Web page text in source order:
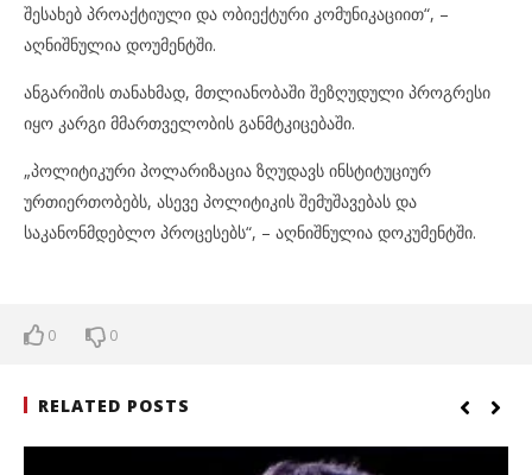
შესახებ პროაქტიული და ობიექტური კომუნიკაციით“, –
აღნიშნულია დოუმენტში.
ანგარიშის თანახმად, მთლიანობაში შეზღუდული პროგრესი
იყო კარგი მმართველობის განმტკიცებაში.
„პოლიტიკური პოლარიზაცია ზღუდავს ინსტიტუციურ
ურთიერთობებს, ასევე პოლიტიკის შემუშავებას და
საკანონმდებლო პროცესებს“, – აღნიშნულია დოკუმენტში.
0 0
RELATED POSTS